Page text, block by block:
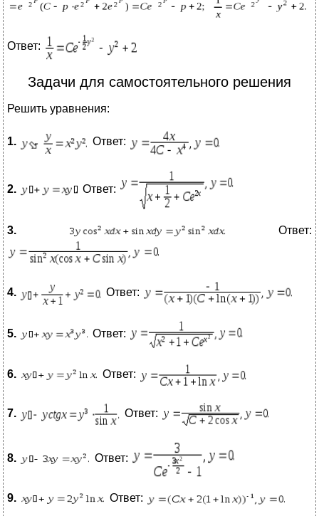
Ответ:
Задачи для самостоятельного решения
Решить уравнения:
1. Ответ:
2. Ответ:
3. Ответ:
4. Ответ:
5. Ответ:
6. Ответ:
7. Ответ:
8. Ответ:
9. Ответ: